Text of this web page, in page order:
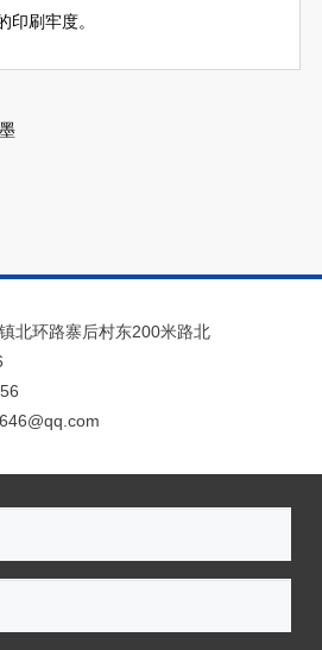
印刷牢度。
北环路寨后村东200米路北